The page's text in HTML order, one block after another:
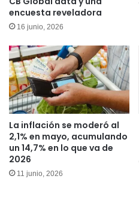
encuesta reveladora
16 junio, 2026
La inflación se moderó al
2,1% en mayo, acumulando
un 14,7% en lo que va de
2026
11 junio, 2026